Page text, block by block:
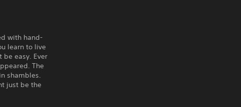
with hand-
learn to live
easy. Ever
The
shambles.
just be the